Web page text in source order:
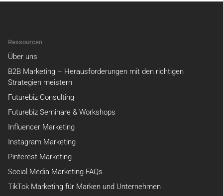
Ressourcen
Über uns
B2B Marketing – Herausforderungen mit den richtigen
Strategien meistern
Futurebiz Consulting
Futurebiz Seminare & Workshops
Influencer Marketing
Instagram Marketing
Pinterest Marketing
Social Media Marketing FAQs
TikTok Marketing für Marken und Unternehmen